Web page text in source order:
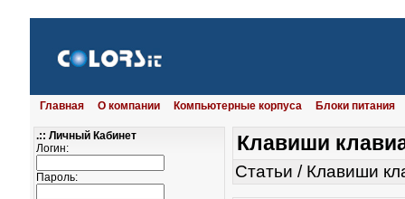
Главная О компании Компьютерные корпуса Блоки питания
.:: Личный Кабинет
Логин:
Пароль:
Клавиши
Статьи / Клавиши